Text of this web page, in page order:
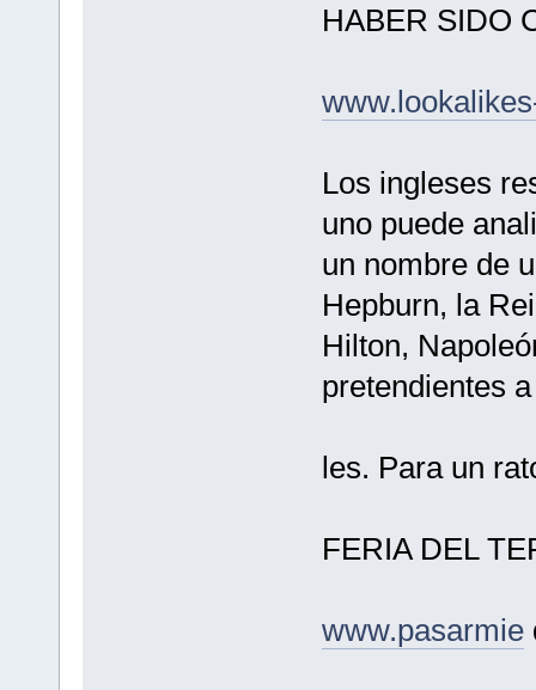
HABER SIDO
Los ingleses
uno puede
un nombre de
Hepburn, la
Hilton,
pretendientes
les. Para un
FERIA DEL
www.pasarmie